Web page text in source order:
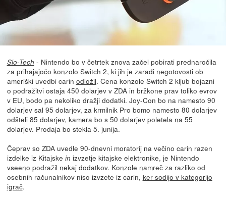
Slo-Tech - Nintendo bo v četrtek znova začel pobirati prednaročila
za prihajajočo konzolo Switch 2, ki jih je zaradi negotovosti ob
ameriški uvedbi carin odložil. Cena konzole Switch 2 kljub bojazni
o podražitvi ostaja 450 dolarjev v ZDA in bržkone prav toliko evrov
v EU, bodo pa nekoliko dražji dodatki. Joy-Con bo na namesto 90
dolarjev sal 95 dolarjev, za krmilnik Pro bomo namesto 80 dolarjev
odšteli 85 dolarjev, kamera bo s 50 dolarjev poletela na 55
dolarjev. Prodaja bo stekla 5. junija.
Čeprav so ZDA uvedle 90-dnevni moratorij na večino carin razen
izdelke iz Kitajske in izvzetje kitajske elektronike, je Nintendo
vseeno podražil nekaj dodatkov. Konzole namreč za razliko od
osebnih računalnikov niso izvzete iz carin, ker sodijo v kategorijo
igrač.